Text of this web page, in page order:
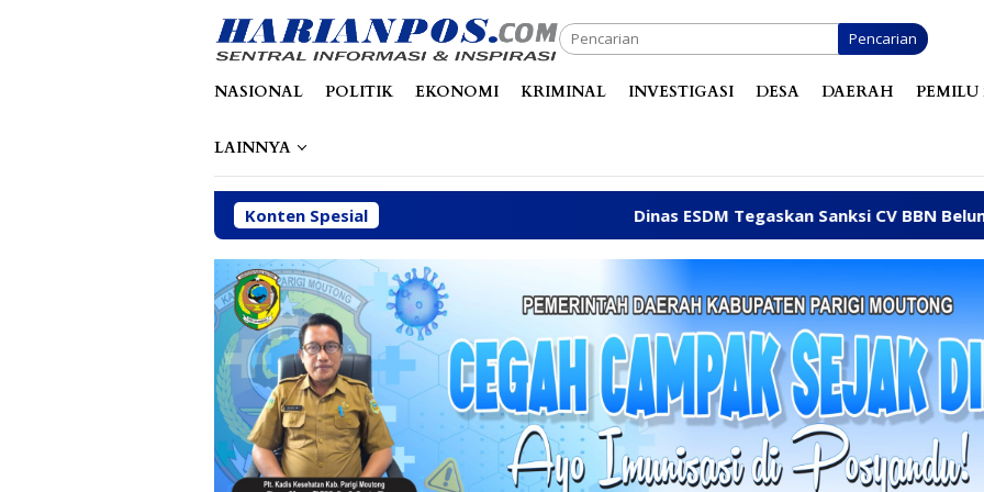
Pencarian
NASIONAL POLITIK EKONOMI KRIMINAL INVESTIGASI DESA DAERAH PEMILU
LAINNYA
Konten Spesial Dinas ESDM Tegaskan Sanksi CV BBN Belum Dicabut, Masih